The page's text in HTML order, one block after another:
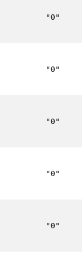
"0"
"0"
"0"
"0"
"0"